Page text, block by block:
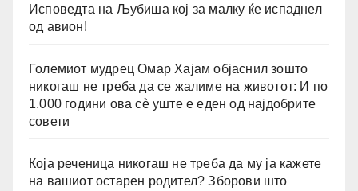
Исповедта на Љубиша кој за малку ќе испаднел
од авион!
Големиот мудрец Омар Хајам објаснил зошто
никогаш не треба да се жалиме на животот: И по
1.000 години ова сè уште е еден од најдобрите
совети
Која реченица никогаш не треба да му ја кажете
на вашиот остарен родител? Зборови што